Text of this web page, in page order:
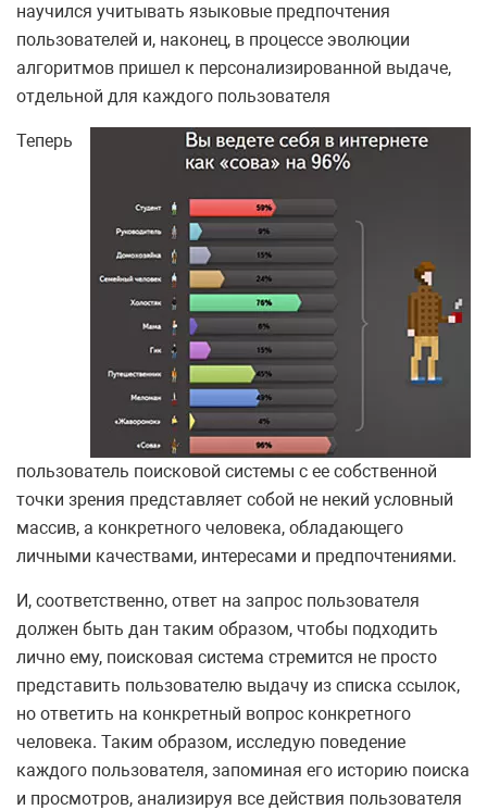
научился учитывать языковые предпочтения
пользователей и, наконец, в процессе эволюции
алгоритмов пришел к персонализированной выдаче,
отдельной для каждого пользователя
Теперь
пользователь поисковой системы с ее собственной
точки зрения представляет собой не некий условный
массив, а конкретного человека, обладающего
личными качествами, интересами и предпочтениями.
И, соответственно, ответ на запрос пользователя
должен быть дан таким образом, чтобы подходить
лично ему, поисковая система стремится не просто
представить пользователю выдачу из списка ссылок,
но ответить на конкретный вопрос конкретного
человека. Таким образом, исследую поведение
каждого пользователя, запоминая его историю поиска
и просмотров, анализируя все действия пользователя